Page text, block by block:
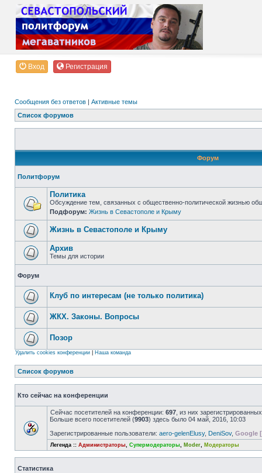
Вход Регистрация
Сообщения без ответов | Активные темы
Список форумов
Форум
Политфорум
Политика
Обсуждение тем, связанных с общественно-политической жизнью
Подфорум: Жизнь в Севастополе и Крыму
Жизнь в Севастополе и Крыму
Архив
Темы для истории
Форум
Клуб по интересам (не только политика)
ЖКХ. Законы. Вопросы
Позор
Удалить cookies конференции Наша команда
Список форумов
Кто сейчас на конференции
Сейчас посетителей на конференции: 697 , из них
Больше всего посетителей (9903) здесь было 04 май, 2016, 10:03
Зарегистрированные пользователи: aero-gelenElusy, DeniSov, Google
Легенда :: Администраторы, Супермодераторы, Moder, Модераторы
Статистика